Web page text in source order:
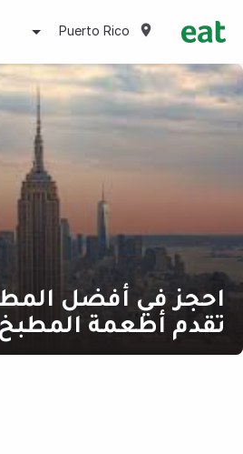
Puerto Rico
احجز في أفضل
تقدم أطعمة